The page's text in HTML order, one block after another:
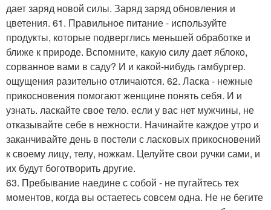
дает заряд новой силы. Заряд заряд обновления и
цветения. 61. Правильное питание - используйте
продукты, которые подверглись меньшей обработке и
ближе к природе. Вспомните, какую силу дает яблоко,
сорванное вами в саду? И и какой-нибудь гамбургер.
ощущения разительно отличаются. 62. Ласка - нежные
прикосновения помогают женщине понять себя. И и
узнать. ласкайте свое тело. если у вас нет мужчины, не
отказывайте себе в нежности. Начинайте каждое утро и
заканчивайте день в постели с ласковых прикосновений
к своему лицу, телу, ножкам. Целуйте свои ручки сами, и
их будут боготворить другие.
63. Пребывание наедине с собой - не пугайтесь тех
моментов, когда вы остаетесь совсем одна. Не не бегите